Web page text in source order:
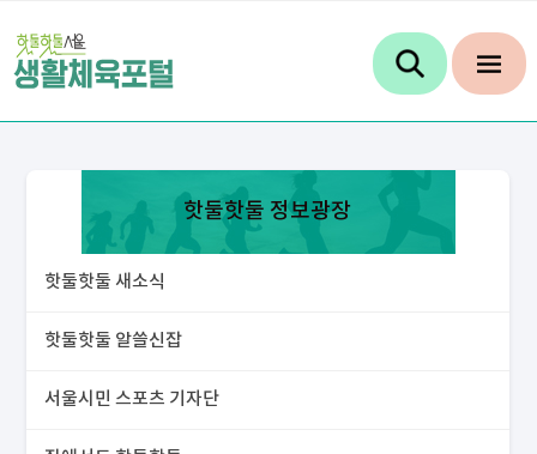
핫둘핫둘 정보광장
핫둘핫둘 새소식
핫둘핫둘 알쓸신잡
서울시민 스포츠 기자단